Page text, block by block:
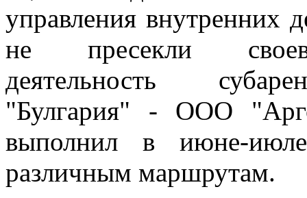
управления внутренних
не пресекли
деятельность
"Булгария" - ООО
выполнил в июне-
различным маршрутам.